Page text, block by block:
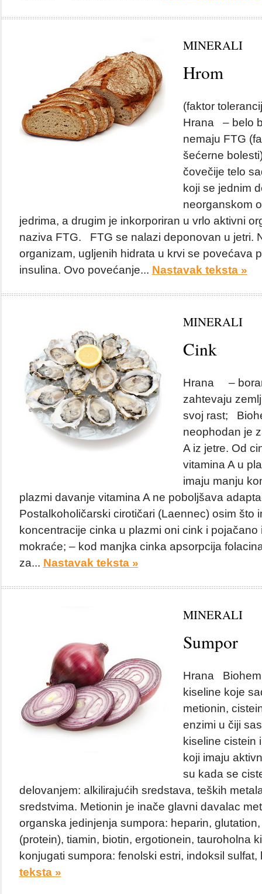
MINERALI
Hrom
(faktor
Hrana – belo
nemaju FTG
šećerne
čovečije telo
koji se jednim
neorganskom
jedrima, a drugim je inkorporiran u vrlo aktivni
naziva FTG. FTG se nalazi deponovan u jetri.
organizam, ugljenih hidrata u krvi se povećava
insulina. Ovo povećanje... Nastavak teksta »
MINERALI
Cink
Hrana –
zahtevaju
svoj rast;
neophodan je
A iz jetre. Od
vitamina A u
imaju manju
plazmi davanje vitamina A ne poboljšava
Postalkoholičarski cirotičari (Laennec) osim što
koncentracije cinka u plazmi oni cink i pojačano
mokraće; – kod manjka cinka apsorpcija
za... Nastavak teksta »
MINERALI
Sumpor
Hrana
kiseline koje
metionin,
enzimi u čiji
kiseline cistein
koji imaju
su kada se
delovanjem: alkilirajućih sredstava, teških
sredstvima. Metionin je inače glavni davalac
organska jedinjenja sumpora: heparin,
(protein), tiamin, biotin, ergotionein, tauroholna
konjugati sumpora: fenolski estri, indoksil
teksta »